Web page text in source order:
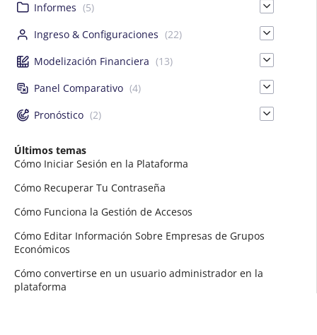
Informes (5)
Ingreso & Configuraciones (22)
Modelización Financiera (13)
Panel Comparativo (4)
Pronóstico (2)
Últimos temas
Cómo Iniciar Sesión en la Plataforma
Cómo Recuperar Tu Contraseña
Cómo Funciona la Gestión de Accesos
Cómo Editar Información Sobre Empresas de Grupos
Económicos
Cómo convertirse en un usuario administrador en la
plataforma